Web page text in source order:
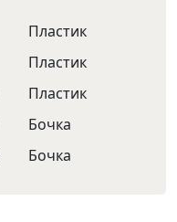
Пластик
Пластик
Пластик
Бочка
Бочка